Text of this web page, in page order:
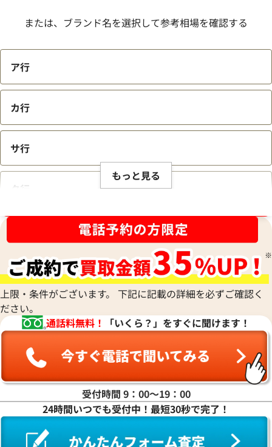
または、ブランド名を選択して参考相場を確認する
ア行
カ行
サ行
タ行
ハ行
マ行
ヤ行
ワ行
もっと見る
上限・条件がございます。 下記に記載の詳細を必ずご確認く
ださい。
通話料無料！
「いくら？」をすぐに聞けます！
受付時間 9：00〜19：00
24時間いつでも受付中！最短30秒で完了！